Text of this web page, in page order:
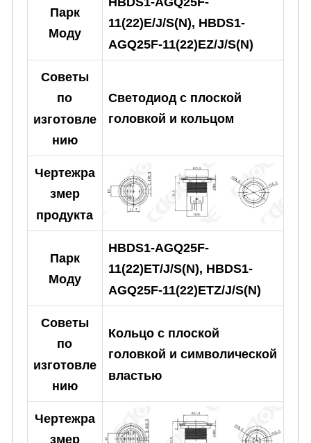
Парк
Моду
11(22)E/J/S(N), HBDS1-
AGQ25F-11(22)EZ/J/S(N)
Советы
по
изготовле
нию
Светодиод с плоской
головкой и кольцом
Чертежра
змер
продукта
Парк
Моду
HBDS1-AGQ25F-
11(22)ET/J/S(N), HBDS1-
AGQ25F-11(22)ETZ/J/S(N)
Советы
по
изготовле
нию
Кольцо с плоской
головкой и символической
властью
Чертежра
змер